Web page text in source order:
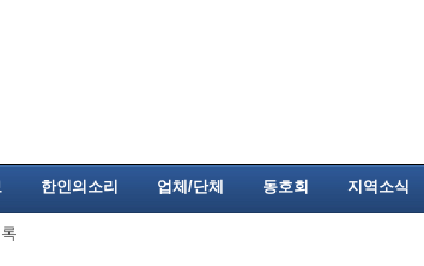
한인의소리 업체/단체 동호회 지역소식